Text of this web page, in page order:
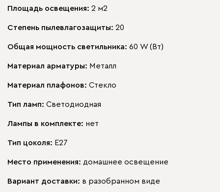
Площадь освещения: 2 м2
Степень пылевлагозащиты: 20
Общая мощность светильника: 60 W (Вт)
Материал арматуры: Металл
Материал плафонов: Стекло
Тип ламп: Светодиодная
Лампы в комплекте: нет
Тип цоколя: E27
Место применения: домашнее освещение
Вариант доставки: в разобранном виде